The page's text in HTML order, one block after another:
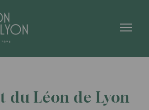
du Léon de Lyon